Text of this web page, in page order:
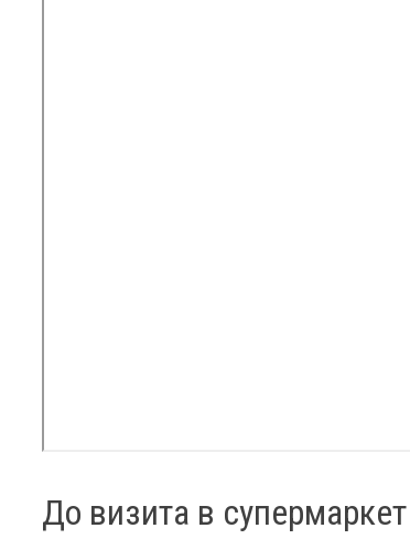
До визита в супермаркет